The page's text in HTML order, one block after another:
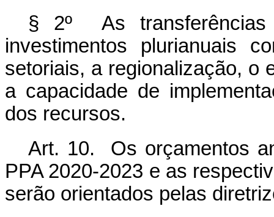
§ 2º As
investimentos plurianuais
setoriais, a regionalização, o
a capacidade de
dos recursos.
Art. 10. Os orçamentos
PPA 2020-2023 e as
serão orientados pelas